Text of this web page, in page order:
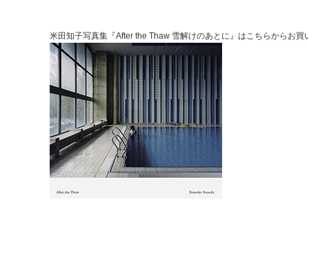
米田知子写真集『After the Thaw 雪解けのあとに』は こちらからお買